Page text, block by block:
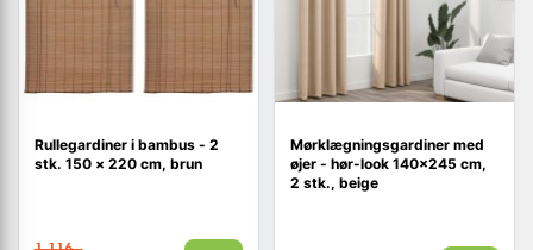
Rullegardiner i bambus - 2
stk. 150 × 220 cm, brun
Mørklægningsgardiner med
øjer - hør-look 140×245 cm,
2 stk., beige